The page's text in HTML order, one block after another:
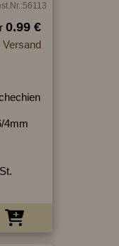
0.99 €
Versand
4mm